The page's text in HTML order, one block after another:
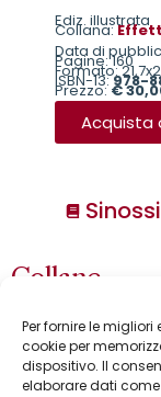
Per fornire le
cookie per
dispositivo. Il
elaborare dati
Ediz. illustrata
Collana:
Data di
Pagine: 160
Formato:
ISBN-13:978-
Prezzo:€
Acquista
Sinossi
Collane
Astronomia &
Bear Grylls
Biblioteca delle arti
Biblioteca